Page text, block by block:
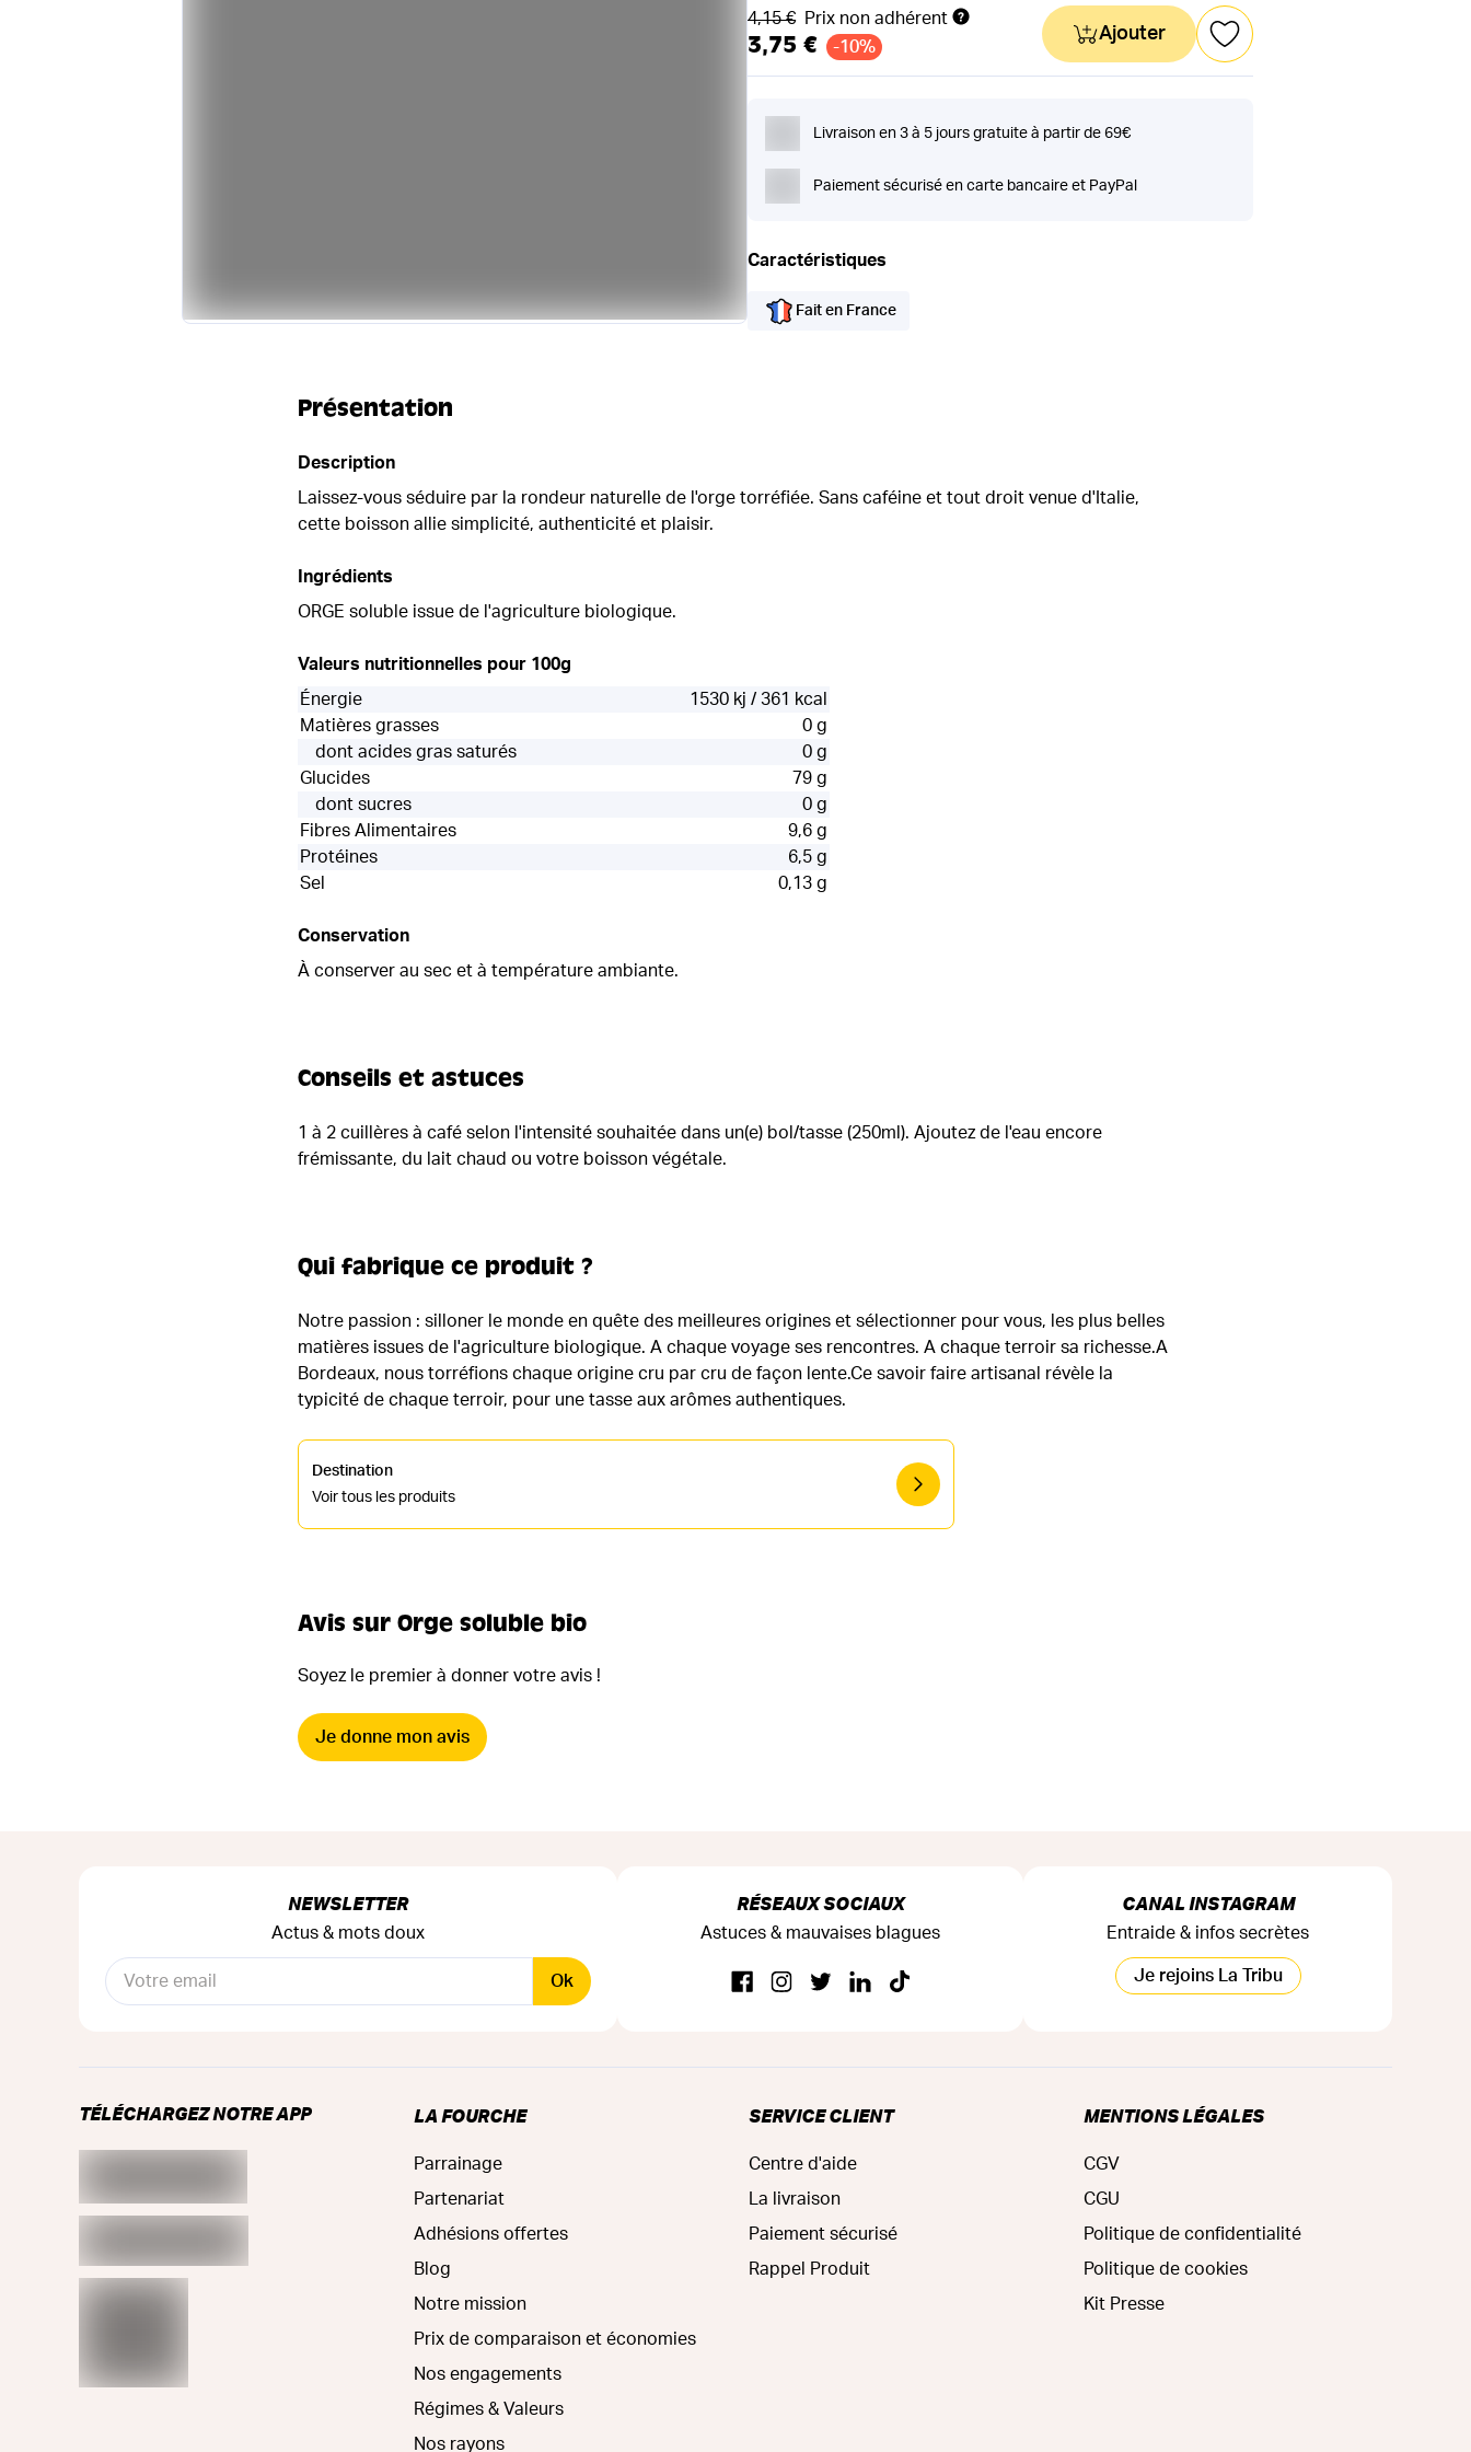
Ancien prix
4,15 € Prix non adhérent
3,75 € -10%
Ajouter
Livraison en 3 à 5 jours gratuite à partir de 69€
Paiement sécurisé en carte bancaire et PayPal
Caractéristiques
Fait en France
Présentation
Description
Laissez-vous séduire par la rondeur naturelle de l'orge torréfiée. Sans caféine et tout droit venue d'Italie,
cette boisson allie simplicité, authenticité et plaisir.
Ingrédients
ORGE soluble issue de l'agriculture biologique.
Valeurs nutritionnelles pour 100g
Énergie
1530 kj / 361 kcal
Matières grasses
0 g
dont acides gras saturés
0 g
Glucides
79 g
dont sucres
0 g
Fibres Alimentaires
9,6 g
Protéines
6,5 g
Sel
0,13 g
Conservation
À conserver au sec et à température ambiante.
Conseils et astuces
1 à 2 cuillères à café selon l'intensité souhaitée dans un(e) bol/tasse (250ml). Ajoutez de l'eau encore
frémissante, du lait chaud ou votre boisson végétale.
Qui fabrique ce produit ?
Notre passion : silloner le monde en quête des meilleures origines et sélectionner pour vous, les plus belles
matières issues de l'agriculture biologique. A chaque voyage ses rencontres. A chaque terroir sa richesse.A
Bordeaux, nous torréfions chaque origine cru par cru de façon lente.Ce savoir faire artisanal révèle la
typicité de chaque terroir, pour une tasse aux arômes authentiques.
Destination
Voir tous les produits
Avis sur Orge soluble bio
Soyez le premier à donner votre avis !
Je donne mon avis
NEWSLETTER
Actus & mots doux
Ok
RÉSEAUX SOCIAUX
Astuces & mauvaises blagues
CANAL INSTAGRAM
Entraide & infos secrètes
Je rejoins La Tribu
TÉLÉCHARGEZ NOTRE APP LA FOURCHE
Parrainage
Partenariat
Adhésions offertes
Blog
Notre mission
Prix de comparaison et économies
Nos engagements
Régimes & Valeurs
Nos rayons
SERVICE CLIENT
Centre d'aide
La livraison
Paiement sécurisé
Rappel Produit
MENTIONS LÉGALES
CGV
CGU
Politique de confidentialité
Politique de cookies
Kit Presse